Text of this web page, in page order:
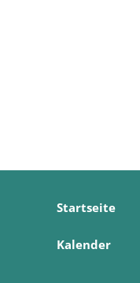
Startseite
Kalender